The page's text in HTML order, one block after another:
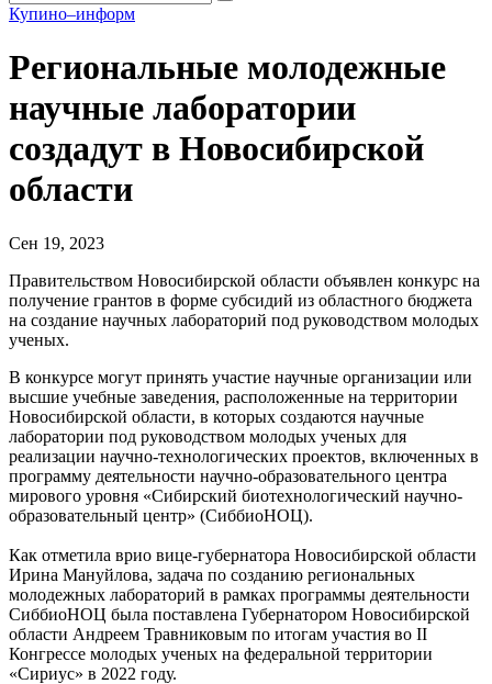
Купино–информ
Региональные молодежные
научные лаборатории
создадут в Новосибирской
области
Сен 19, 2023
Правительством Новосибирской области объявлен конкурс на
получение грантов в форме субсидий из областного бюджета
на создание научных лабораторий под руководством молодых
ученых.
В конкурсе могут принять участие научные организации или
высшие учебные заведения, расположенные на территории
Новосибирской области, в которых создаются научные
лаборатории под руководством молодых ученых для
реализации научно-технологических проектов, включенных в
программу деятельности научно-образовательного центра
мирового уровня «Сибирский биотехнологический научно-
образовательный центр» (СиббиоНОЦ).
Как отметила врио вице-губернатора Новосибирской области
Ирина Мануйлова, задача по созданию региональных
молодежных лабораторий в рамках программы деятельности
СиббиоНОЦ была поставлена Губернатором Новосибирской
области Андреем Травниковым по итогам участия во II
Конгрессе молодых ученых на федеральной территории
«Сириус» в 2022 году.